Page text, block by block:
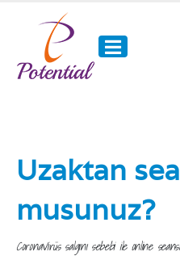
Uzaktan
musunuz?
CoronaVirüs salgını sebebi ile online